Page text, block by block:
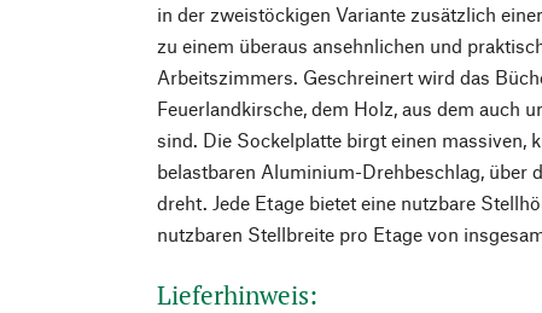
in der zweistöckigen Variante zusätzlich
zu einem überaus ansehnlichen und
Arbeitszimmers. Geschreinert wird das
Feuerlandkirsche, dem Holz, aus dem auch
sind. Die Sockelplatte birgt einen massiven,
belastbaren Aluminium-Drehbeschlag, über
dreht. Jede Etage bietet eine nutzbare
nutzbaren Stellbreite pro Etage von
Lieferhinweis: